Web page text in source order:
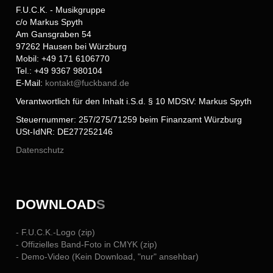
F.U.C.K. - Musikgruppe
c/o Markus Spyth
Am Gansgraben 54
97262 Hausen bei Würzburg
Mobil: +49 171 6106770
Tel.: +49 9367 980104
E-Mail: kontakt@fuckband.de
Verantwortlich für den Inhalt i.S.d. § 10 MDStV: Markus Spyth
Steuernummer: 257/275/71259 beim Finanzamt Würzburg
USt-IdNR: DE277252146
Datenschutz
DOWNLOADS
- F.U.C.K.-Logo (zip)
- Offizielles Band-Foto in CMYK (zip)
- Demo-Video (Kein Download, "nur" ansehbar)